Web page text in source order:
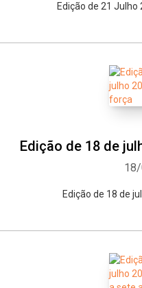
Edição de 21
Edição de 18 de
Edição de 18 de